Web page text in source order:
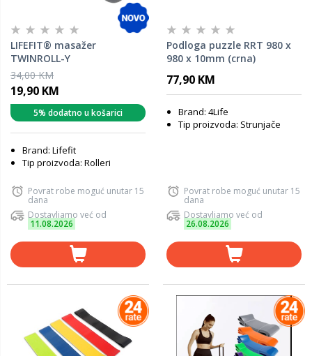
LIFEFIT® masažer
TWINROLL-Y
34,00 KM
19,90 KM
5% dodatno u košarici
Brand: Lifefit
Tip proizvoda: Rolleri
Povrat robe moguć unutar 15
dana
Dostavljamo već od
11.08.2026
Podloga puzzle RRT 980 x
980 x 10mm (crna)
77,90 KM
Brand: 4Life
Tip proizvoda: Strunjače
Povrat robe moguć unutar 15
dana
Dostavljamo već od
26.08.2026